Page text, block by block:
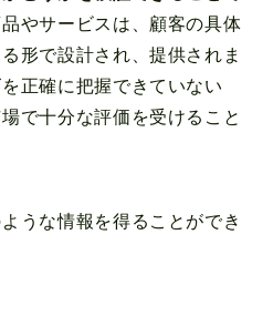
やサービスは、顧客の具体
形で設計され、提供されま
正確に把握できていない
で十分な評価を受けること
うな情報を得ることができ